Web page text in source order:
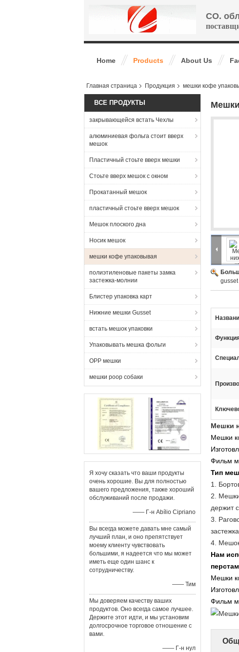
CO.
Home Products About Us
Главная страница Продукция мешки кофе
ВСЕ ПРОДУКТЫ
закрывающейся встать Чехлы
алюминиевая фольга стоит вверх
мешок
Пластичный стоьте вверх мешки
Стоьте вверх мешок с окном
Прокатанный мешок
пластичный стоьте вверх мешок
Мешок плоского дна
Носик мешок
мешки кофе упаковывая
полиэтиленовые пакеты замка
застежка-молнии
Блистер упаковка карт
Нижние мешки Gusset
встать мешок упаковки
Упаковывать мешка фольги
OPP мешки
мешки poop собаки
Я хочу сказать что ваши продукты
очень хорошие. Вы для полностью
вашего предложения, также хороший
обслуживаний после продажи.
—— Г-н Abílio Cipriano
Вы всегда можете давать мне самый
лучший план, и оно препятствует
моему клиенту чувствовать
большими, я надеется что мы может
иметь еще один шанс к
сотрудничеству.
—— Тим
Мы доверяем качеству ваших
продуктов. Оно всегда самое лучшее.
Держите этот идти, и мы установим
долгосрочное торговое отношение с
вами.
—— Г-н нул
gusset
Мешки
Мешки
Фильм
Тип
1.
2.
держит
3.
4.
Нам
Мешки
Фильм